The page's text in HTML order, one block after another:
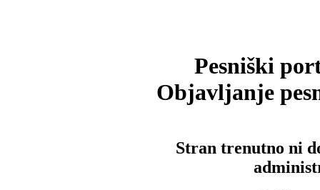
Pesniški
Objavljanje
Stran trenutno ni